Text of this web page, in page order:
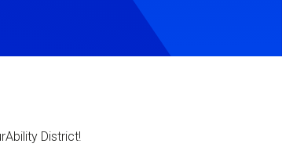
District!